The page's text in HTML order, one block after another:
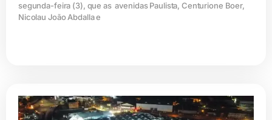
segunda-feira (3), que as avenidas Paulista, Centurione Boer,
Nicolau João Abdalla e